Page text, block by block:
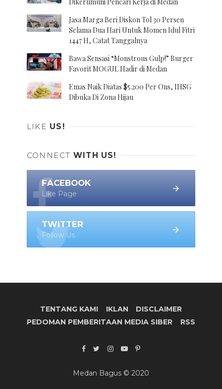
Jasa Marga Beri Diskon Tol 30 Persen
Selama Dua Hari Untuk Momen Idul Fitri
1447 H, Catat Tanggalnya
Bawa Sensasi “Monstrous Gulp!” Burger
Favorit MOGUL Hadir di Medan
Emas Naik Diatas $5.200 Per Ons, IHSG
Dibuka Di Zona Hijau
LIKE US!
CONNECT WITH US!
FACEBOOK
Like Page
TWITTER
Follow Us
TENTANG KAMI IKLAN
DISCLAIMER
PEDOMAN PEMBERITAAN MEDIA SIBER
RSS
Medan Bagus © 2020